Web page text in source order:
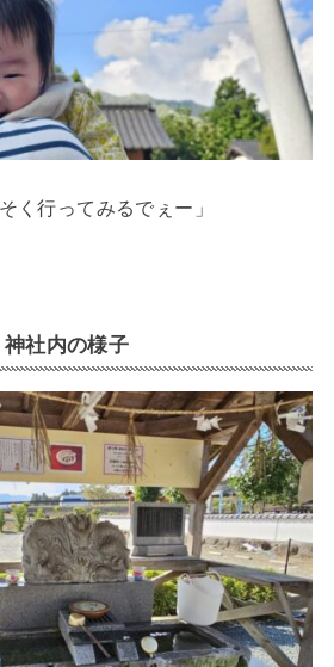
く行ってみるでぇー」
神社内の様子